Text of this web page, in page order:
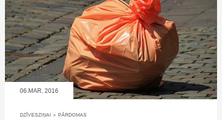
06.MAR, 2016
DZĪVESZIŅAI » PĀRDOMAS